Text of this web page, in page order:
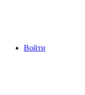
Войти